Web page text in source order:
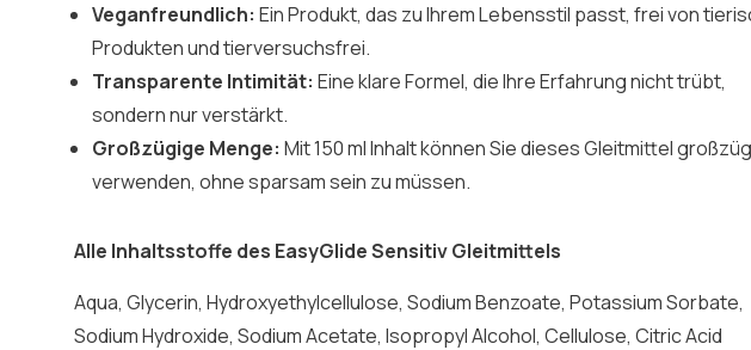
Veganfreundlich: Ein Produkt, das zu Ihrem Lebensstil passt, frei von
Produkten und tierversuchsfrei.
Transparente Intimität: Eine klare Formel, die Ihre Erfahrung nicht trübt,
sondern nur verstärkt.
Großzügige Menge: Mit 150 ml Inhalt können Sie dieses Gleitmittel
verwenden, ohne sparsam sein zu müssen.
Alle Inhaltsstoffe des EasyGlide Sensitiv Gleitmittels
Aqua, Glycerin, Hydroxyethylcellulose, Sodium Benzoate, Potassium Sorbate,
Sodium Hydroxide, Sodium Acetate, Isopropyl Alcohol, Cellulose, Citric Acid